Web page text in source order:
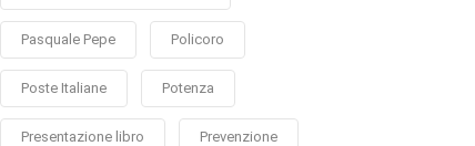
Pasquale Pepe Policoro
Poste Italiane Potenza
Presentazione libro Prevenzione